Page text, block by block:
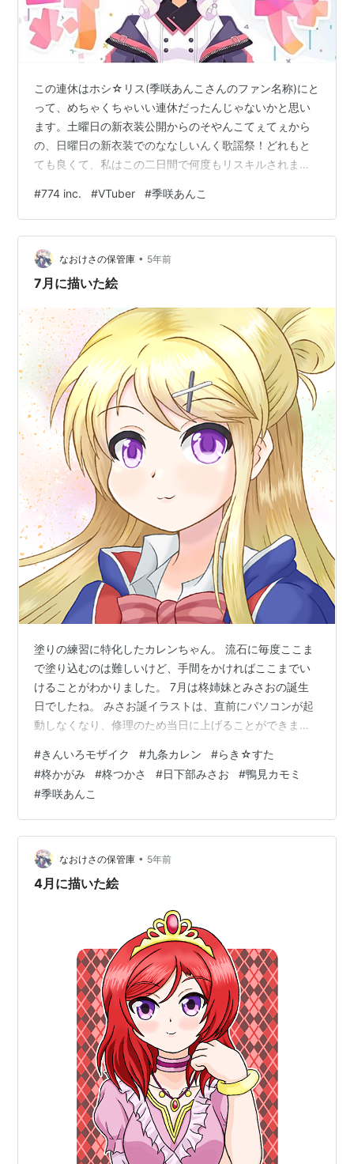
この連休はホシ☆リス(季咲あんこさんのファン名称)にと
って、めちゃくちゃいい連休だったんじゃないかと思い
ます。土曜日の新衣装公開からのそやんこてぇてぇから
の、日曜日の新衣装でのななしいんく歌謡祭！どれもと
ても良くて、私はこの二日間で何度もリスキルされまし
ことあったんですが、そんなんどうでもよくなるくらい
には、よい2日間だったので、今回はオタクの限界化語り
記事となります。限界化は体調の悪さの壁を超える。※ア
カンときはちゃんと休みました。 第2衣装お披露目の時
の限界記事はこちらまだだいぶ理性残ってますね。
#774 inc. #VTuber #季咲あんこ
なおけさの保管庫 • 5年前
7月に描いた絵
塗りの練習に特化したカレンちゃん。 流石に毎度ここま
で塗り込むのは難しいけど、手間をかければここまでい
けることがわかりました。 7月は柊姉妹とみさおの誕生
日でしたね。 みさお誕イラストは、直前にパソコンが起
動しなくなり、修理のため当日に上げることができませ
カモちゃんとあんこちゃん。テーマは夏の昼と夜です。
もうすぐデジタルイラストを始めて1年。少しは成長でき
ていれば嬉しい限りです。
#きんいろモザイク #九条カレン #らき☆すた
#柊かがみ #柊つかさ #日下部みさお #鴨見カモミ
#季咲あんこ
なおけさの保管庫 • 5年前
4月に描いた絵